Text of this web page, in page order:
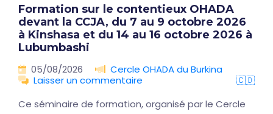
Formation sur le contentieux OHADA
devant la CCJA, du 7 au 9 octobre 2026
à Kinshasa et du 14 au 16 octobre 2026 à
Lubumbashi
05/08/2026
Cercle OHADA du Burkina
Laisser un commentaire
🇨🇩
Ce séminaire de formation, organisé par le Cercle